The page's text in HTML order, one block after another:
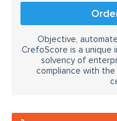
Objective,
CrefoScore is a
solvency of
compliance with